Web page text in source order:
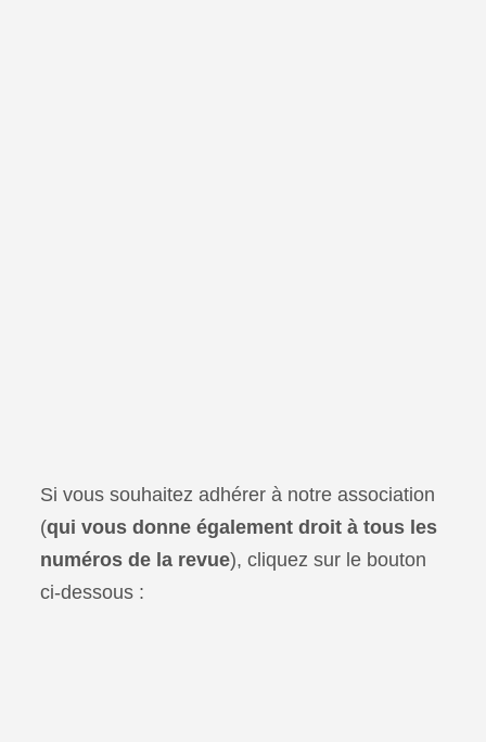
Si vous souhaitez adhérer à notre association
(qui vous donne également droit à tous les
numéros de la revue), cliquez sur le bouton
ci-dessous :